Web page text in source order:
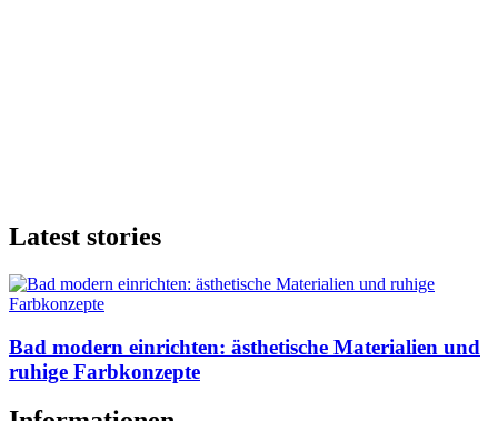
Latest stories
Bad modern einrichten: ästhetische Materialien und
ruhige Farbkonzepte